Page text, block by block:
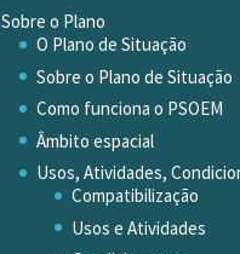
Sobre o Plano
O Plano de Situação
Sobre o Plano de Situação
Como funciona o PSOEM
Âmbito espacial
Usos, Atividades,
Compatibilização
Usos e Atividades